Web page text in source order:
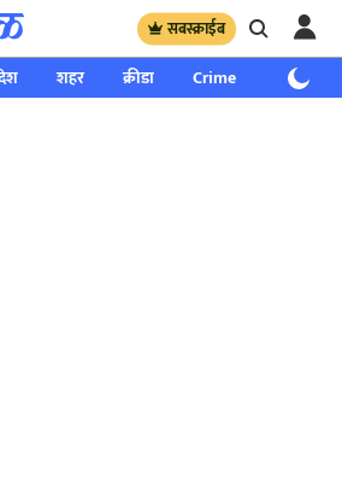
सबस्क्राईब
शहर क्रीडा Crime साप्ताहिक